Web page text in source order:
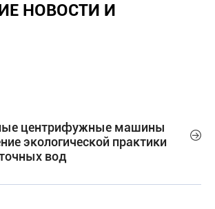
НОВОСТИ И
центрифужные машины
экологической практики
вод
